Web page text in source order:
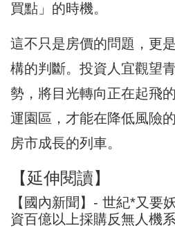
買點」的時機。
這不只是房價的問題，更
構的判斷。投資人宜觀望
勢，將目光轉向正在起飛
運園區，才能在降低風險
房市成長的列車。
【延伸閱讀】
【國內新聞】- 世紀*又要
資百億以上採購反無人機